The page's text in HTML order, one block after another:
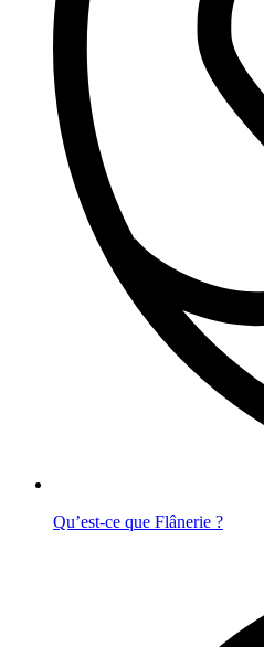
Qu’est-ce que Flânerie ?